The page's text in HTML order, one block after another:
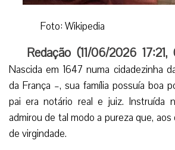
Foto: Wikipedia
Redação (11/06/2026 17:21,
Nascida em 1647 numa cidadezinha
da França –, sua família possuía boa
pai era notário real e juiz. Instruída
admirou de tal modo a pureza que,
de virgindade.